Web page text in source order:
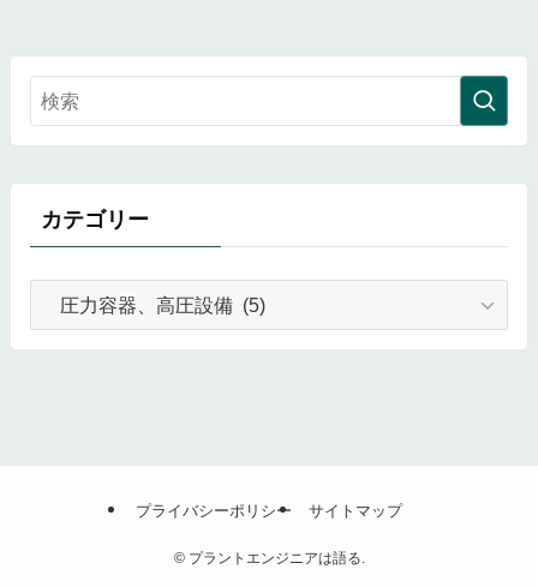
カテゴリー
ゴ
プライバシーポリシー サイトマップ
©プラントエンジニアは語る.